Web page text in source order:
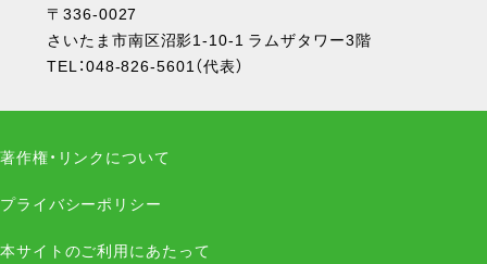
〒336-0027
さいたま市南区沼影1-10-1 ラムザタワー3階
TEL：048-826-5601（代表）
著作権・リンクについて
プライバシーポリシー
本サイトのご利用にあたって